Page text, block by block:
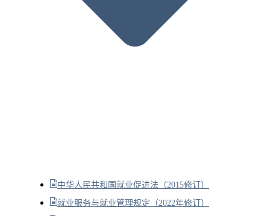
中华人民共和国就业促进法（2015修订）
就业服务与就业管理规定（2022年修订）